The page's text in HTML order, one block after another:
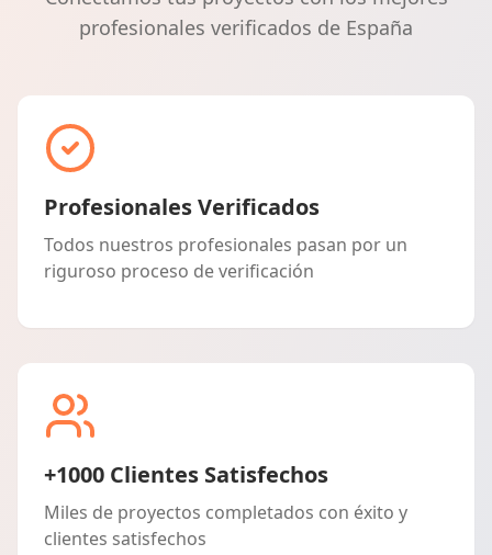
profesionales verificados de España
Profesionales Verificados
Todos nuestros profesionales pasan por un
riguroso proceso de verificación
+1000 Clientes Satisfechos
Miles de proyectos completados con éxito y
clientes satisfechos